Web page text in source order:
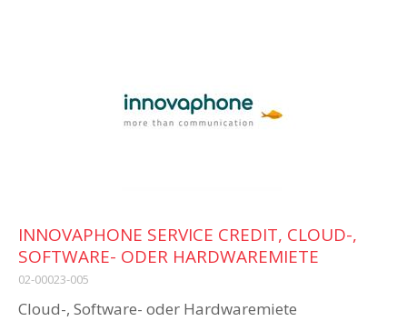
INNOVAPHONE SERVICE CREDIT, CLOUD-,
SOFTWARE- ODER HARDWAREMIETE
02-00023-005
Cloud-, Software- oder Hardwaremiete